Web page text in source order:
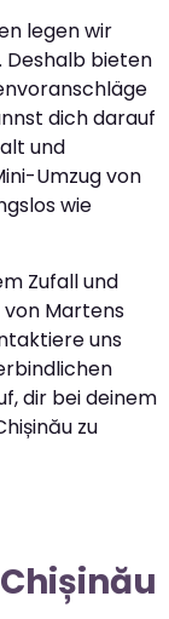
legen wir
Deshalb bieten
dich darauf
und
Umzug von
wie
Zufall und
Martens
uns
dir bei deinem
zu